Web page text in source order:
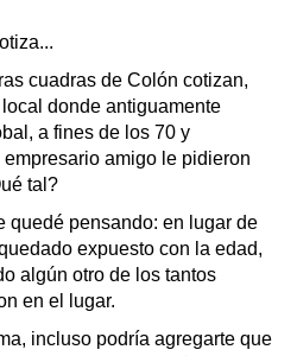
cuadras de Colón cotizan,
donde antiguamente
a fines de los 70 y
amigo le pidieron
tal?
quedé pensando: en lugar de
expuesto con la edad,
algún otro de los tantos
en el lugar.
incluso podría agregarte que